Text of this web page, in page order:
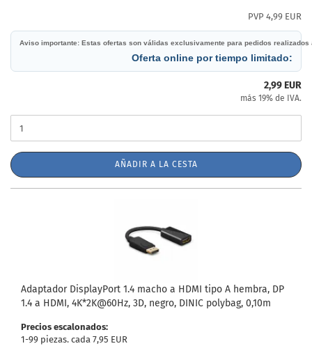
PVP 4,99 EUR
Aviso importante: Estas ofertas son válidas exclusivamente para pedidos
Oferta online por tiempo limitado:
2,99 EUR
más 19% de IVA.
AÑADIR A LA CESTA
Adaptador DisplayPort 1.4 macho a HDMI tipo A hembra, DP
1.4 a HDMI, 4K*2K@60Hz, 3D, negro, DINIC polybag, 0,10m
Precios escalonados:
1-99 piezas. cada 7,95 EUR